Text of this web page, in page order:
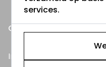
ONZE PRODUCTEN
Inbouwspots
services.